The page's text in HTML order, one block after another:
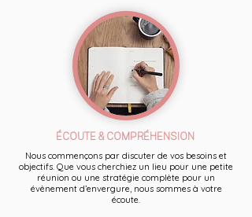
ÉCOUTE & COMPRÉHENSION
Nous commençons par discuter de vos besoins et
objectifs. Que vous cherchiez un lieu pour une petite
réunion ou une stratégie complète pour un
évènement d’envergure, nous sommes à votre
écoute.